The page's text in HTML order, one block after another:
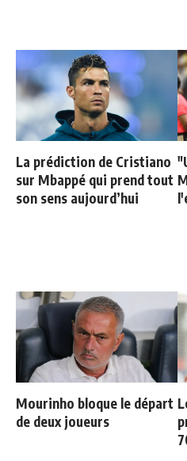
La prédiction de Cristiano
sur Mbappé qui prend tout
son sens aujourd’hui
Mourinho bloque le départ
de deux joueurs